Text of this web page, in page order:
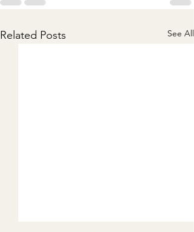
Related Posts See All